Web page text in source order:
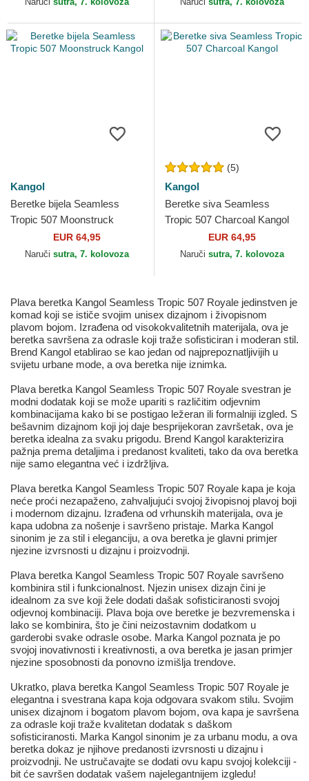
Kangol
Beretke bijela Seamless
Tropic 507 Moonstruck
EUR 64,95
Naruči sutra, 7. kolovoza
(5)
Kangol
Beretke siva Seamless
Tropic 507 Charcoal Kangol
EUR 64,95
Naruči sutra, 7. kolovoza
Plava beretka Kangol Seamless Tropic 507 Royale jedinstven je
komad koji se ističe svojim unisex dizajnom i živopisnom
plavom bojom. Izrađena od visokokvalitetnih materijala, ova je
beretka savršena za odrasle koji traže sofisticiran i moderan stil.
Brend Kangol etablirao se kao jedan od najprepoznatljivijih u
svijetu urbane mode, a ova beretka nije iznimka.
Plava beretka Kangol Seamless Tropic 507 Royale svestran je
modni dodatak koji se može upariti s različitim odjevnim
kombinacijama kako bi se postigao ležeran ili formalniji izgled. S
bešavnim dizajnom koji joj daje besprijekoran završetak, ova je
beretka idealna za svaku prigodu. Brend Kangol karakterizira
pažnja prema detaljima i predanost kvaliteti, tako da ova beretka
nije samo elegantna već i izdržljiva.
Plava beretka Kangol Seamless Tropic 507 Royale kapa je koja
neće proći nezapaženo, zahvaljujući svojoj živopisnoj plavoj boji
i modernom dizajnu. Izrađena od vrhunskih materijala, ova je
kapa udobna za nošenje i savršeno pristaje. Marka Kangol
sinonim je za stil i eleganciju, a ova beretka je glavni primjer
njezine izvrsnosti u dizajnu i proizvodnji.
Plava beretka Kangol Seamless Tropic 507 Royale savršeno
kombinira stil i funkcionalnost. Njezin unisex dizajn čini je
idealnom za sve koji žele dodati dašak sofisticiranosti svojoj
odjevnoj kombinaciji. Plava boja ove beretke je bezvremenska i
lako se kombinira, što je čini neizostavnim dodatkom u
garderobi svake odrasle osobe. Marka Kangol poznata je po
svojoj inovativnosti i kreativnosti, a ova beretka je jasan primjer
njezine sposobnosti da ponovno izmišlja trendove.
Ukratko, plava beretka Kangol Seamless Tropic 507 Royale je
elegantna i svestrana kapa koja odgovara svakom stilu. Svojim
unisex dizajnom i bogatom plavom bojom, ova kapa je savršena
za odrasle koji traže kvalitetan dodatak s daškom
sofisticiranosti. Marka Kangol sinonim je za urbanu modu, a ova
beretka dokaz je njihove predanosti izvrsnosti u dizajnu i
proizvodnji. Ne ustručavajte se dodati ovu kapu svojoj kolekciji -
bit će savršen dodatak vašem najelegantnijem izgledu!